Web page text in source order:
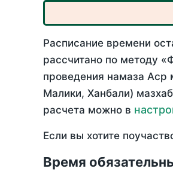
Расписание времени
рассчитано по методу
проведения намаза Аср
Малики, Ханбали)
расчета можно в
Если вы хотите
Время